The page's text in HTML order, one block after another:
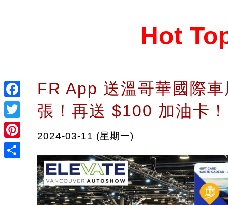
Facebook
Twitter
Pinterest
Hot
FR App 送溫哥華國際
張！再送 $100 加油卡！
2024-03-11 (星期一)